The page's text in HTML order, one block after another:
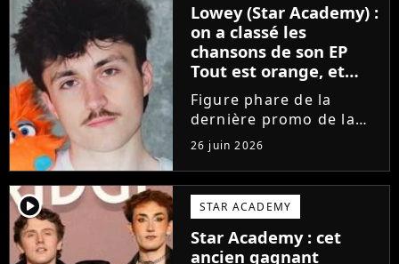
Lowey (Star Academy) :
on a classé les
chansons de son EP
Tout est orange, et
voici la meilleure !
Figure phare de la
dernière promo de la
Star Academy, Léo se
lance enfin. Sous le nom
de scène Lowey, l'artiste
de 25 ans dévoile un
premier EP énergique et
très prometteur
nommé...
26 juin 2026
player2 STAR ACADEMY
Star Academy : cet
ancien gagnant